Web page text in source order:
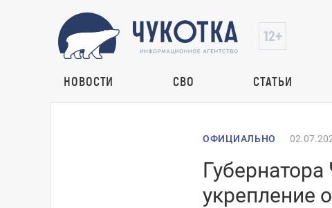
НОВОСТИ СВО СТАТЬИ
ОФИЦИАЛЬНО
укрепление